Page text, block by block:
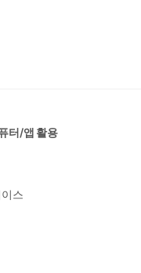
터/앱 활용
스